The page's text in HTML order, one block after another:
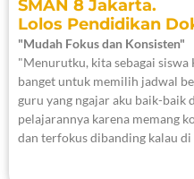
SMAN 8 Jakarta.
Lolos Pendidikan
"Mudah Fokus dan Konsisten"
"Menurutku, kita sebagai
banget untuk memilih jadwal
guru yang ngajar aku baik-baik
pelajarannya karena memang
dan terfokus dibanding kalau di